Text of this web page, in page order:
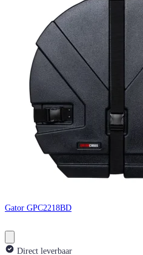
Gator GPC2218BD
Direct leverbaar